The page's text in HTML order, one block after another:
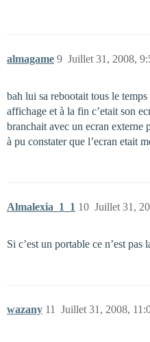
almagame Juillet 31, 2008,
9
bah lui sa rebootait tous le
affichage et à la fin c’etait son
branchait avec un ecran externe
à pu constater que l’ecran etait
Almalexia_1_1 Juillet 31,
10
Si c’est un portable ce n’est
wazany Juillet 31, 2008,
11